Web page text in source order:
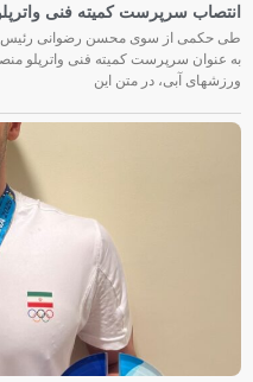
انتصاب سرپرست کمیته فنی
طی حکمی از سوی محسن رضوانی رئیس
به عنوان سرپرست کمیته فنی واترپلو
ورزشهای آبی، در متن این